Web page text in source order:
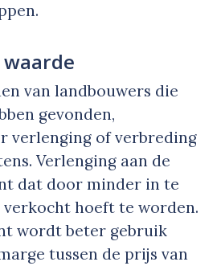
waarde
van landbouwers die
gevonden,
verlenging of verbreding
Verlenging aan de
dat door minder in te
hoeft te worden.
wordt beter gebruik
tussen de prijs van